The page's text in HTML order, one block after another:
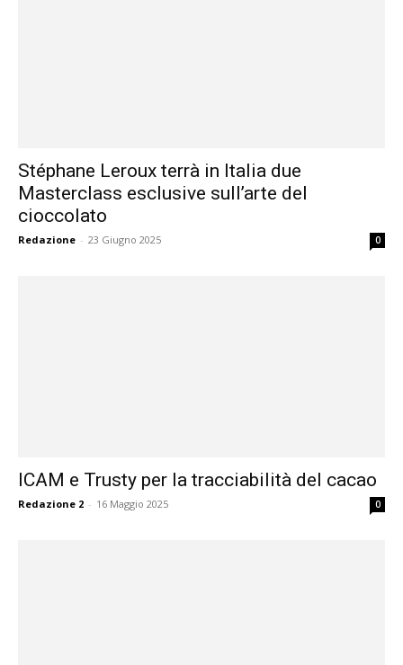
Stéphane Leroux terrà in Italia due
Masterclass esclusive sull’arte del
cioccolato
Redazione - 23 Giugno 2025 0
ICAM e Trusty per la tracciabilità del cacao
Redazione 2 - 16 Maggio 2025 0